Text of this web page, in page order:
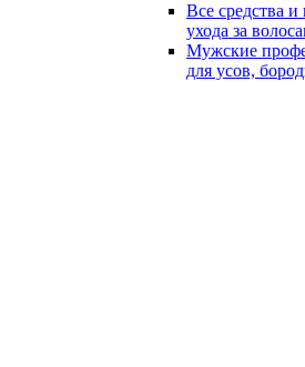
Все средства
ухода за
Мужские
для усов,